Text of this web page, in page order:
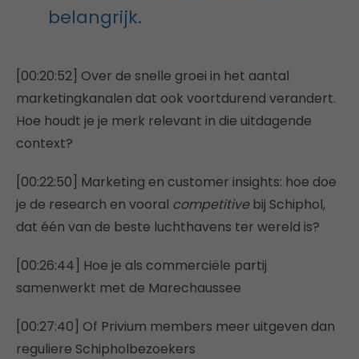
belangrijk.
[00:20:52] Over de snelle groei in het aantal
marketingkanalen dat ook voortdurend verandert.
Hoe houdt je je merk relevant in die uitdagende
context?
[00:22:50] Marketing en customer insights: hoe doe
je de research en vooral competitivebij Schiphol,
dat één van de beste luchthavens ter wereld is?
[00:26:44] Hoe je als commerciële partij
samenwerkt met de Marechaussee
[00:27:40] Of Privium members meer uitgeven dan
reguliere Schipholbezoekers